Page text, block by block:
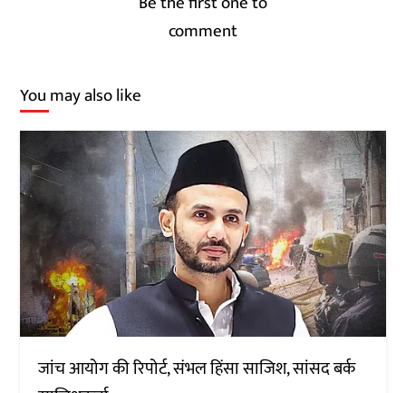
comment
You may also like
जांच आयोग की रिपोर्ट, संभल हिंसा साजिश, सांसद बर्क